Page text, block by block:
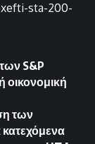
sta-200-
S&P
οικονομική
των